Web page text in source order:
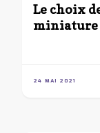
Le choix
miniature
24 MAI 2021